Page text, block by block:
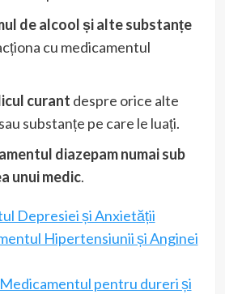
de alcool și alte substanțe
cu medicamentul
curant despre orice alte
substanțe pe care le luați.
diazepam numai sub
unui medic.
Depresiei și Anxietății
Hipertensiunii și Anginei
pentru dureri și